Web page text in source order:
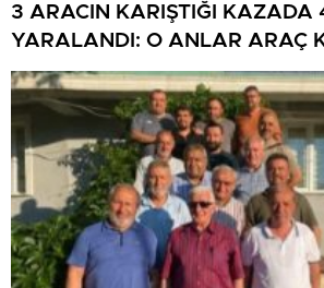
3 ARACIN KARIŞTIĞI KAZADA
YARALANDI: O ANLAR ARAÇ
YANSIDI